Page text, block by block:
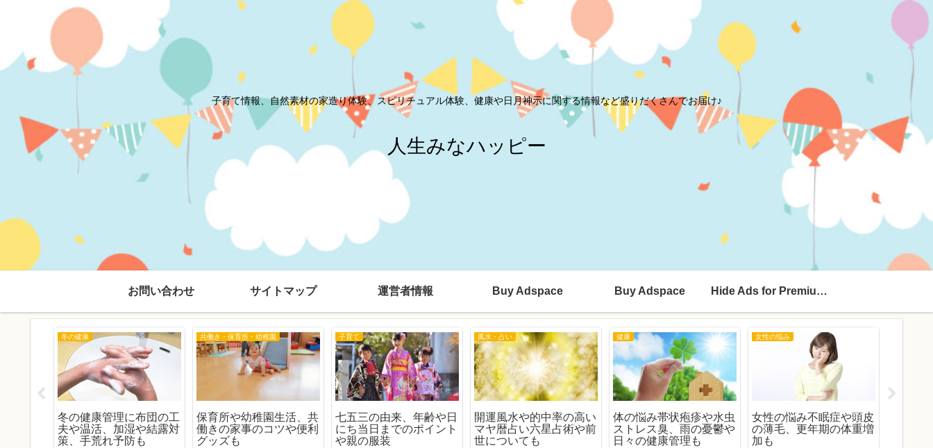
子育て情報、自然素材の家造り体験、スピリチュアル体験、健康や日月神示に関する情報など盛りだくさんでお届け♪
人生みなハッピー
お問い合わせ サイトマップ 運営者情報 Buy Adspace Buy Adspace Hide Ads for Premium Members
冬の健康
冬の健康管理に布団の工
夫や温活、加湿や結露対
策、手荒れ予防も
共働き・保育所・幼稚園
保育所や幼稚園生活、共
働きの家事のコツや便利
グッズも
子育て
七五三の由来、年齢や日
にち当日までのポイント
や親の服装
風水・占い
開運風水や的中率の高い
マヤ暦占い六星占術や前
世についても
健康
体の悩み帯状疱疹や水虫
ストレス臭、雨の憂鬱や
日々の健康管理も
女性の悩み
女性の悩み不眠症や頭皮
の薄毛、更年期の体重増
加も